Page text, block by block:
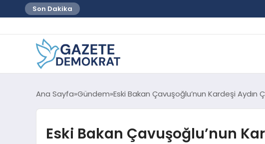
Son Dakika
Ana Sayfa Gündem Eski Bakan Çavuşoğlu’nun Kardeşi Aydın
Eski Bakan Çavuşoğlu’nun